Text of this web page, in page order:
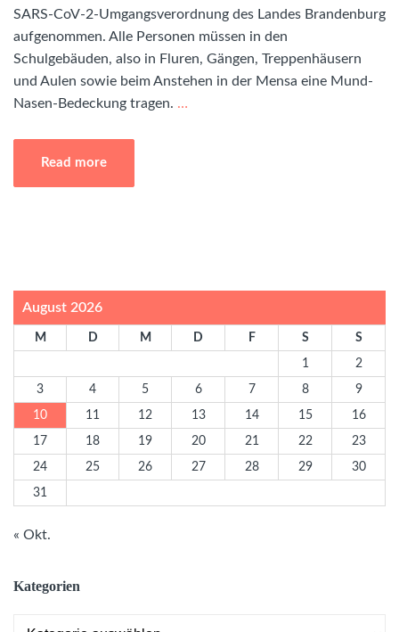
SARS-CoV-2-Umgangsverordnung des Landes Brandenburg
aufgenommen. Alle Personen müssen in den
Schulgebäuden, also in Fluren, Gängen, Treppenhäusern
und Aulen sowie beim Anstehen in der Mensa eine Mund-
Nasen-Bedeckung tragen. …
Read more
August 2026
M D M D F S S
1 2
3 4 5 6 7 8 9
10 11 12 13 14 15 16
17 18 19 20 21 22 23
24 25 26 27 28 29 30
31
« Okt.
Kategorien